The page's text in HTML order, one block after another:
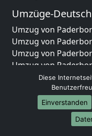
Umzüge-
Umzug von
Umzug von
Umzug von
Umzug von
Umzug von
Umzug von
Umzug von
Umzug von
Umzug von
Diese
Einverstanden